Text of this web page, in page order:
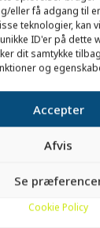
eller få adgang til
teknologier, kan
ID'er på dette
dit samtykke
og
Accepter
Afvis
Se
Cookie Policy
i klitterne
v.
af Hanstholm-